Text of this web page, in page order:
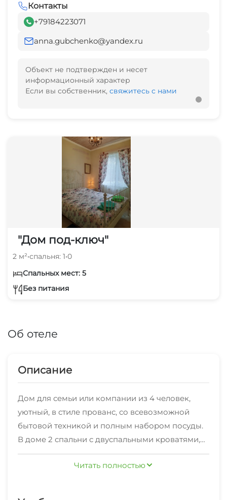
Контакты
+79184223071
anna.gubchenko@yandex.ru
Объект не подтвержден и несет
информационный характер
Если вы собственник, свяжитесь с нами
"Дом под-ключ"
2 м²•спальня: 1•0
Спальных мест: 5
Без питания
Об отеле
Описание
Дом для семьи или компании из 4 человек,
уютный, в стиле прованс, со всевозможной
бытовой техникой и полным набором посуды.
В доме 2 спальни с двуспальными кроватями,
кухня-гостиная, с/у. У дома большая веранда с
раздвижным остеклением и дровяным
Читать полностью